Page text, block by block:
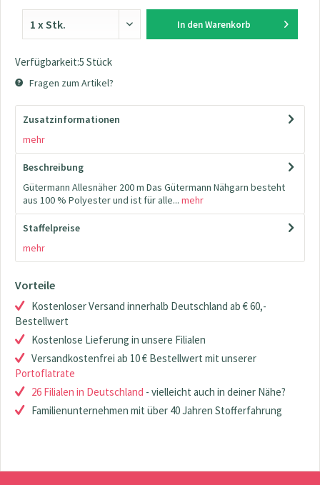
In den Warenkorb
Verfügbarkeit:5 Stück
Fragen zum Artikel?
Zusatzinformationen
mehr
Beschreibung
Gütermann Allesnäher 200 m Das Gütermann Nähgarn besteht
aus 100 % Polyester und ist für alle... mehr
Staffelpreise
mehr
Vorteile
Kostenloser Versand innerhalb Deutschland ab € 60,-
Bestellwert
Kostenlose Lieferung in unsere Filialen
Versandkostenfrei ab 10 € Bestellwert mit unserer
Portoflatrate
26 Filialen in Deutschland - vielleicht auch in deiner Nähe?
Familienunternehmen mit über 40 Jahren Stofferfahrung